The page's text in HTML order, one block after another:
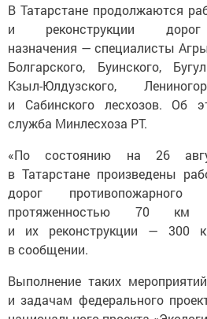
В Татарстане продолжаются
и реконструкции дорог
назначения — специалисты
Болгарского, Буинского,
Кзыл-Юлдузского,
и Сабинского лесхозов. Об
служба Минлесхоза РТ.
«По состоянию на 26
в Татарстане произведены
дорог противопожарного
протяженностью 70
и их реконструкции — 300
в сообщении.
Выполнение таких
и задачам федерального